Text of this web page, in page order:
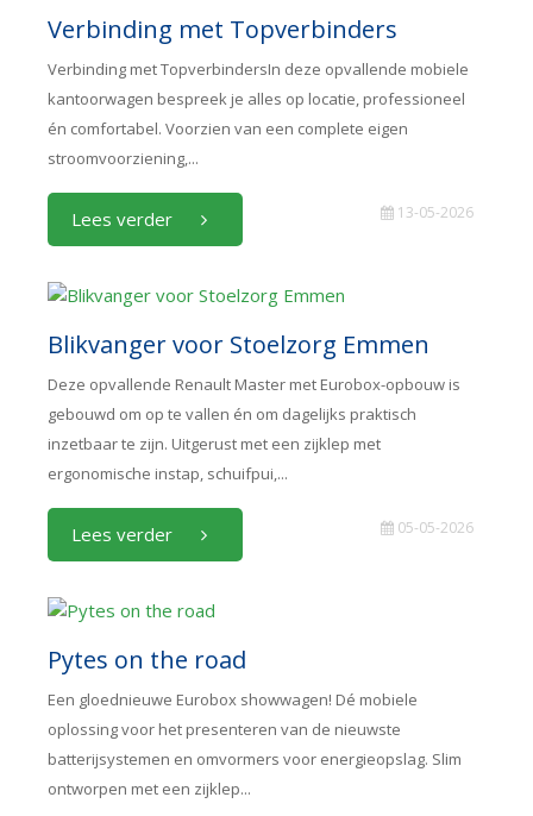
Verbinding met Topverbinders
Verbinding met TopverbindersIn deze opvallende mobiele
kantoorwagen bespreek je alles op locatie, professioneel
én comfortabel. Voorzien van een complete eigen
stroomvoorziening,...
Lees verder 13-05-2026
Blikvanger voor Stoelzorg Emmen
Deze opvallende Renault Master met Eurobox-opbouw is
gebouwd om op te vallen én om dagelijks praktisch
inzetbaar te zijn. Uitgerust met een zijklep met
ergonomische instap, schuifpui,...
Lees verder 05-05-2026
Pytes on the road
Een gloednieuwe Eurobox showwagen! Dé mobiele
oplossing voor het presenteren van de nieuwste
batterijsystemen en omvormers voor energieopslag. Slim
ontworpen met een zijklep...